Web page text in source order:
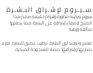
سـيـروم لإشـراق البـشـرة
سيروم بتركيبه مطورة وقوام خفيفه صمم هذا
المنتج لإضفاء إشراقة على البشرة، مما يجعلها
متألقة ورطبة
تفتيح وتوحيد لون البشرة. ترطيب عميق للبشرة. تعزيز
نضارتها وإشراقها. مضاد للشيخوخة المبكرة.